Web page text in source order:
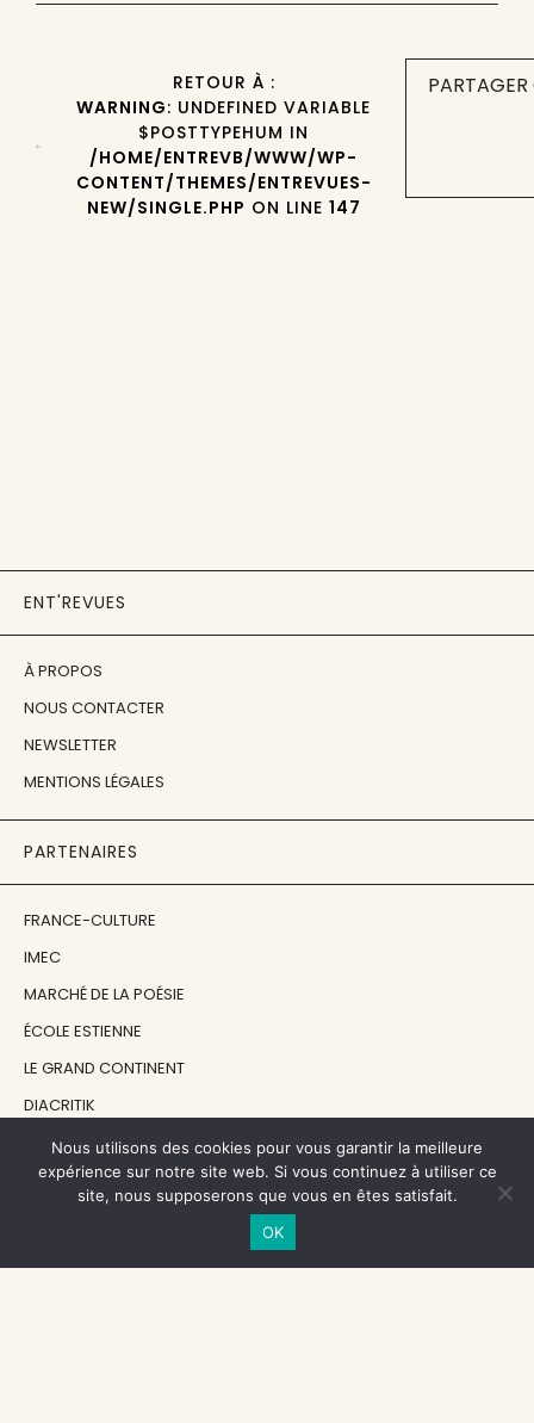
RETOUR À :
WARNING: UNDEFINED VARIABLE
$POSTTYPEHUM IN
/HOME/ENTREVB/WWW/WP-
CONTENT/THEMES/ENTREVUES-
NEW/SINGLE.PHP ON LINE 147
ENT'REVUES
À PROPOS
NOUS CONTACTER
NEWSLETTER
MENTIONS LÉGALES
PARTENAIRES
FRANCE-CULTURE
IMEC
MARCHÉ DE LA POÉSIE
ÉCOLE ESTIENNE
LE GRAND CONTINENT
DIACRITIK
EN ATTENDANT NADEAU
NOS SOUTIENS
Nous utilisons des cookies pour vous garantir la meilleure
expérience sur notre site web. Si vous continuez à utiliser ce
site, nous supposerons que vous en êtes satisfait.
OK